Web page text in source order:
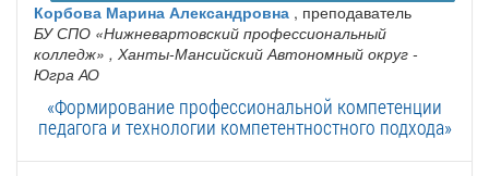
Корбова Марина Александровна , преподаватель
БУ СПО «Нижневартовский профессиональный
колледж» , Ханты-Мансийский Автономный округ -
Югра АО
«Формирование профессиональной компетенции
педагога и технологии компетентностного подхода»